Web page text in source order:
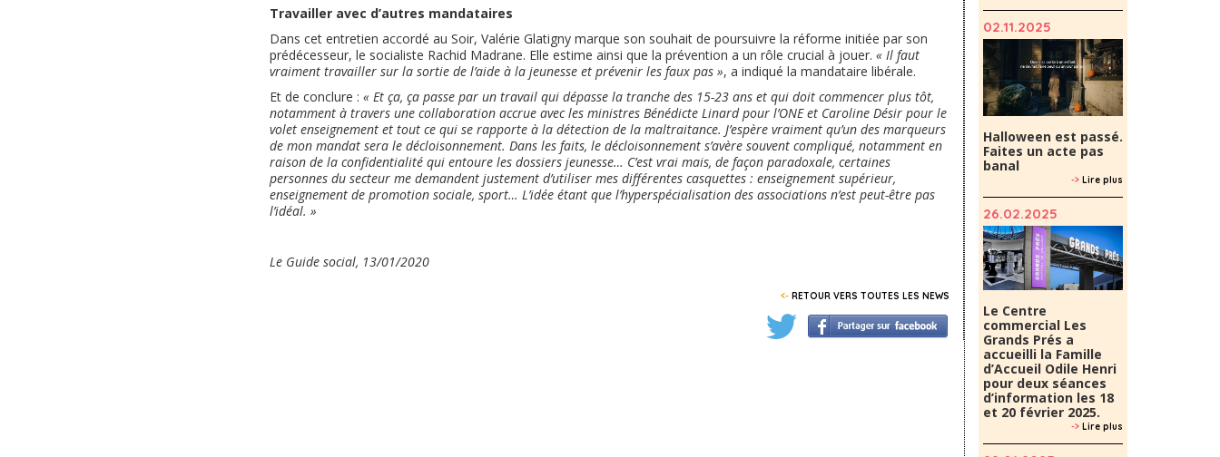
Travailler avec d’autres mandataires
Dans cet entretien accordé au Soir, Valérie Glatigny marque son souhait de poursuivre la réforme initiée par son
prédécesseur, le socialiste Rachid Madrane. Elle estime ainsi que la prévention a un rôle crucial à jouer. « Il faut
vraiment travailler sur la sortie de l’aide à la jeunesse et prévenir les faux pas », a indiqué la mandataire libérale.
Et de conclure : « Et ça, ça passe par un travail qui dépasse la tranche des 15-23 ans et qui doit commencer plus tôt,
notamment à travers une collaboration accrue avec les ministres Bénédicte Linard pour l’ONE et Caroline Désir pour le
volet enseignement et tout ce qui se rapporte à la détection de la maltraitance. J’espère vraiment qu’un des marqueurs
de mon mandat sera le décloisonnement. Dans les faits, le décloisonnement s’avère souvent compliqué, notamment en
raison de la confidentialité qui entoure les dossiers jeunesse… C’est vrai mais, de façon paradoxale, certaines
personnes du secteur me demandent justement d’utiliser mes différentes casquettes : enseignement supérieur,
enseignement de promotion sociale, sport… L’idée étant que l’hyperspécialisation des associations n’est peut-être pas
l’idéal. »
Le Guide social, 13/01/2020
<- RETOUR VERS TOUTES LES NEWS
02.11.2025
Halloween est passé.
Faites un acte pas
banal
-> Lire plus
26.02.2025
Le Centre
commercial Les
Grands Prés a
accueilli la Famille
d’Accueil Odile Henri
pour deux séances
d’information les 18
et 20 février 2025.
-> Lire plus